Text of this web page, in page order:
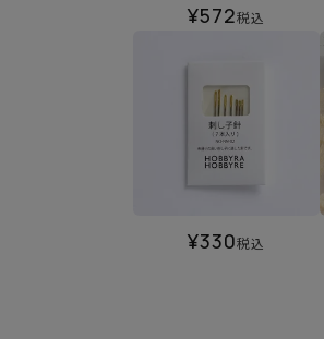
¥572税込
¥330税込